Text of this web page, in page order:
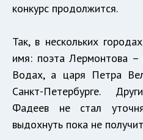
конкурс продолжится.
Так, в нескольких
имя: поэта Лермонтова
Водах, а царя Петра
Санкт-Петербурге.
Фадеев не стал
выдохнуть пока не